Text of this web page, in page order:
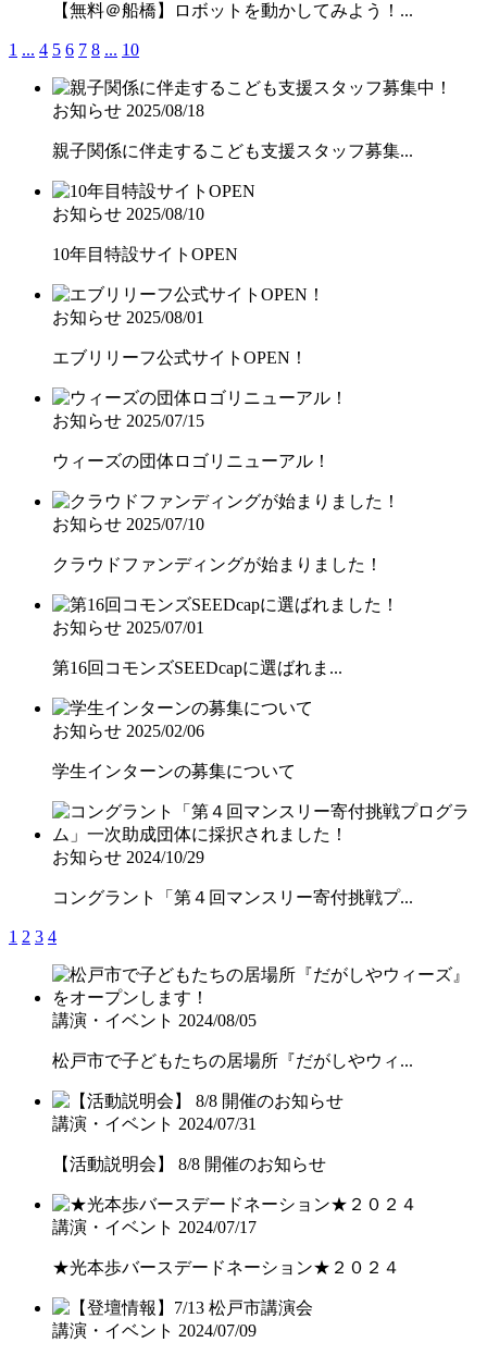
【無料＠船橋】ロボットを動かしてみよう！...
1 ... 4 5 6 7 8 ... 10
お知らせ 2025/08/18
親子関係に伴走するこども支援スタッフ募集...
お知らせ 2025/08/10
10年目特設サイトOPEN
お知らせ 2025/08/01
エブリリーフ公式サイトOPEN！
お知らせ 2025/07/15
ウィーズの団体ロゴリニューアル！
お知らせ 2025/07/10
クラウドファンディングが始まりました！
お知らせ 2025/07/01
第16回コモンズSEEDcapに選ばれま...
お知らせ 2025/02/06
学生インターンの募集について
お知らせ 2024/10/29
コングラント「第４回マンスリー寄付挑戦プ...
1 2 3 4
講演・イベント 2024/08/05
松戸市で子どもたちの居場所『だがしやウィ...
講演・イベント 2024/07/31
【活動説明会】 8/8 開催のお知らせ
講演・イベント 2024/07/17
★光本歩バースデードネーション★２０２４
講演・イベント 2024/07/09